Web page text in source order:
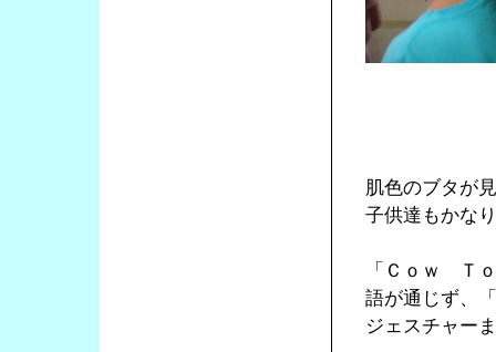
肌色のブタが
子供達もかな
「Ｃｏｗ Ｔ
語が通じず、
ジェスチャー